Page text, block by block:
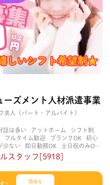
ズメント人材派遣事業
人（パート・アルバイト）
話は多い アットホーム
シフト制
フルタイム歓迎 ブランクOK
初心
少ない 即日勤務OK
土日祝のみOK
決められた時間できっちり
迎 自分の都合に合わせやすい
スタッフ[5918]
簡単&